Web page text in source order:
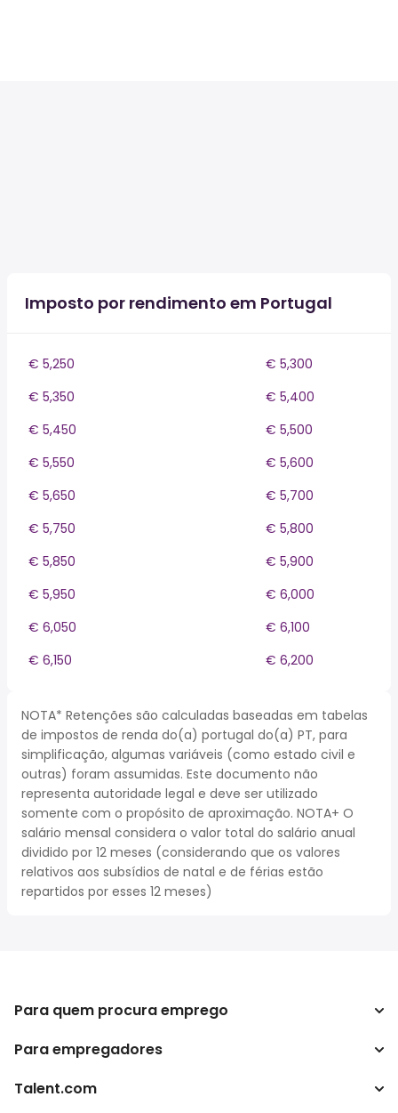
Imposto por rendimento em Portugal
€ 5,250
€ 5,300
€ 5,350
€ 5,400
€ 5,450
€ 5,500
€ 5,550
€ 5,600
€ 5,650
€ 5,700
€ 5,750
€ 5,800
€ 5,850
€ 5,900
€ 5,950
€ 6,000
€ 6,050
€ 6,100
€ 6,150
€ 6,200
NOTA* Retenções são calculadas baseadas em tabelas
de impostos de renda do(a) portugal do(a) PT, para
simplificação, algumas variáveis (como estado civil e
outras) foram assumidas. Este documento não
representa autoridade legal e deve ser utilizado
somente com o propósito de aproximação. NOTA+ O
salário mensal considera o valor total do salário anual
dividido por 12 meses (considerando que os valores
relativos aos subsídios de natal e de férias estão
repartidos por esses 12 meses)
Para quem procura emprego
Procurar empregos
Para empregadores
Empreendimento
Talent.com